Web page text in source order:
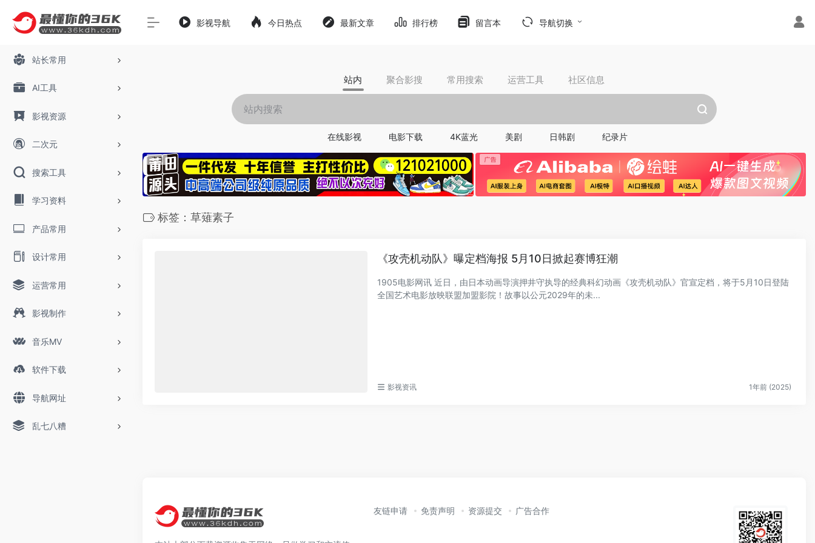
站长常用
AI工具
影视资源
二次元
搜索工具
学习资料
产品常用
设计常用
运营常用
影视制作
音乐MV
软件下载
导航网址
乱七八糟
影视导航 今日热点 最新文章 排行榜 留言本 导航切换
站内 聚合影搜 常用搜索 运营工具 社区信息
在线影视 电影下载 4K蓝光 美剧 日韩剧 纪录片
标签：草薙素子
《攻壳机动队》曝定档海报 5月10日掀起赛博狂潮
1905电影网讯 近日，由日本动画导演押井守执导的经典科幻动画《攻壳机动队》官宣定档，将于5月10日登陆
全国艺术电影放映联盟加盟影院！故事以公元2029年的未...
影视资讯 1年前 (2025)
友链申请 免责声明 资源提交 广告合作